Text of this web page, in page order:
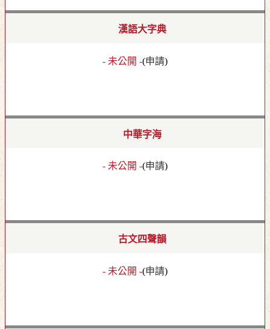
漢語大字典
- 未公開 -(申請)
中華字海
- 未公開 -(申請)
古文四聲韻
- 未公開 -(申請)